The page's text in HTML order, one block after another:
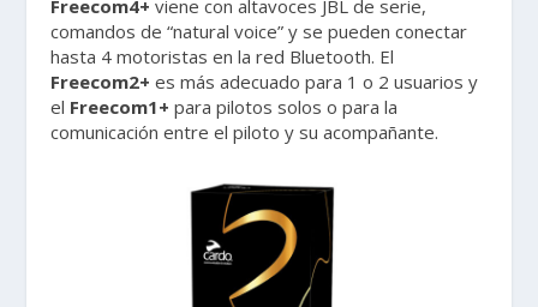
Freecom4+ viene con altavoces JBL de serie,
comandos de “natural voice” y se pueden conectar
hasta 4 motoristas en la red Bluetooth. El
Freecom2+ es más adecuado para 1 o 2 usuarios y
el Freecom1+ para pilotos solos o para la
comunicación entre el piloto y su acompañante.